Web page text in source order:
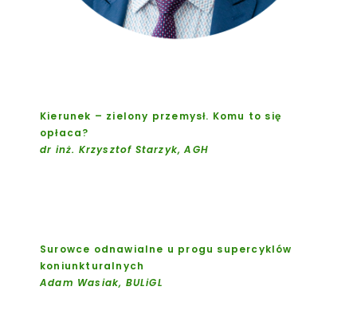
Kierunek – zielony przemysł. Komu to się
opłaca?
dr inż. Krzysztof Starzyk, AGH
Surowce odnawialne u progu supercyklów
koniunkturalnych
Adam Wasiak, BULiGL